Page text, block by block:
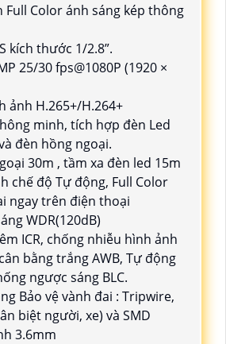
Full Color ánh sáng kép thông
kích thước 1/2.8”.
25/30 fps@1080P (1920 ×
ảnh H.265+/H.264+
minh, tích hợp đèn Led
đèn hồng ngoại.
30m , tầm xa đèn led 15m
chế độ Tự động, Full Color
ngay trên điện thoại
WDR(120dB)
ICR, chống nhiễu hình ảnh
bằng trắng AWB, Tự động
ngược sáng BLC.
Bảo vệ vành đai : Tripwire,
biệt người, xe) và SMD
3.6mm